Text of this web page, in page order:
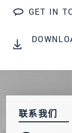
GET IN
联系我们
我们将对您
发送信息